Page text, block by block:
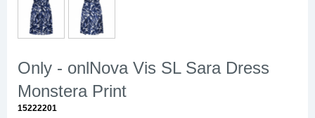
Only - onlNova Vis SL Sara Dress
Monstera Print
15222201